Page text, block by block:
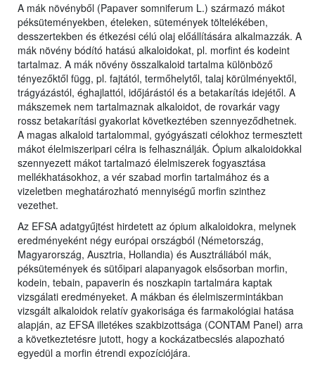
A mák növényből (Papaver somniferum L.) származó mákot
péksüteményekben, ételeken, sütemények töltelékében,
desszertekben és étkezési célú olaj előállítására alkalmazzák. A
mák növény bódító hatású alkaloidokat, pl. morfint és kodeint
tartalmaz. A mák növény összalkaloid tartalma különböző
tényezőktől függ, pl. fajtától, termőhelytől, talaj körülményektől,
trágyázástól, éghajlattól, időjárástól és a betakarítás idejétől. A
mákszemek nem tartalmaznak alkaloidot, de rovarkár vagy
rossz betakarítási gyakorlat következtében szennyeződhetnek.
A magas alkaloid tartalommal, gyógyászati célokhoz termesztett
mákot élelmiszeripari célra is felhasználják. Ópium alkaloidokkal
szennyezett mákot tartalmazó élelmiszerek fogyasztása
mellékhatásokhoz, a vér szabad morfin tartalmához és a
vizeletben meghatározható mennyiségű morfin szinthez
vezethet.
Az EFSA adatgyűjtést hirdetett az ópium alkaloidokra, melynek
eredményeként négy európai országból (Németország,
Magyarország, Ausztria, Hollandia) és Ausztráliából mák,
péksütemények és sütőipari alapanyagok elsősorban morfin,
kodein, tebain, papaverin és noszkapin tartalmára kaptak
vizsgálati eredményeket. A mákban és élelmiszermintákban
vizsgált alkaloidok relatív gyakorisága és farmakológiai hatása
alapján, az EFSA illetékes szakbizottsága (CONTAM Panel) arra
a következtetésre jutott, hogy a kockázatbecslés alapozható
egyedül a morfin étrendi expozíciójára.